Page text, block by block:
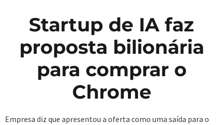
Startup de IA faz
proposta bilionária
para comprar o
Chrome
Empresa diz que apresentou a oferta como uma saída para o